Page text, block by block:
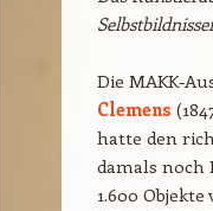
Die MAKK-
Clemens
hatte den
damals noch
1.600